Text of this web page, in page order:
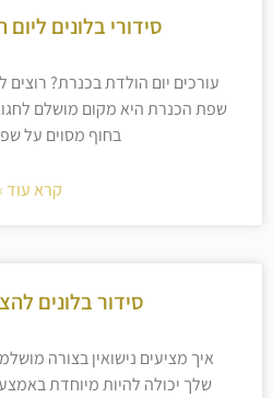
סידורי בלונים
עורכים יום הולדת בכנרת? רוצים
שפת הכנרת היא מקום מושלם
בחוף מסוים על
קרא עוד
סידור בלונים
איך מציעים נישואין בצורה
שלך יכולה להיות מיוחדת